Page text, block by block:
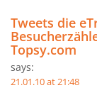
Tweets die
Topsy.com
says:
21.01.10 at 21:48